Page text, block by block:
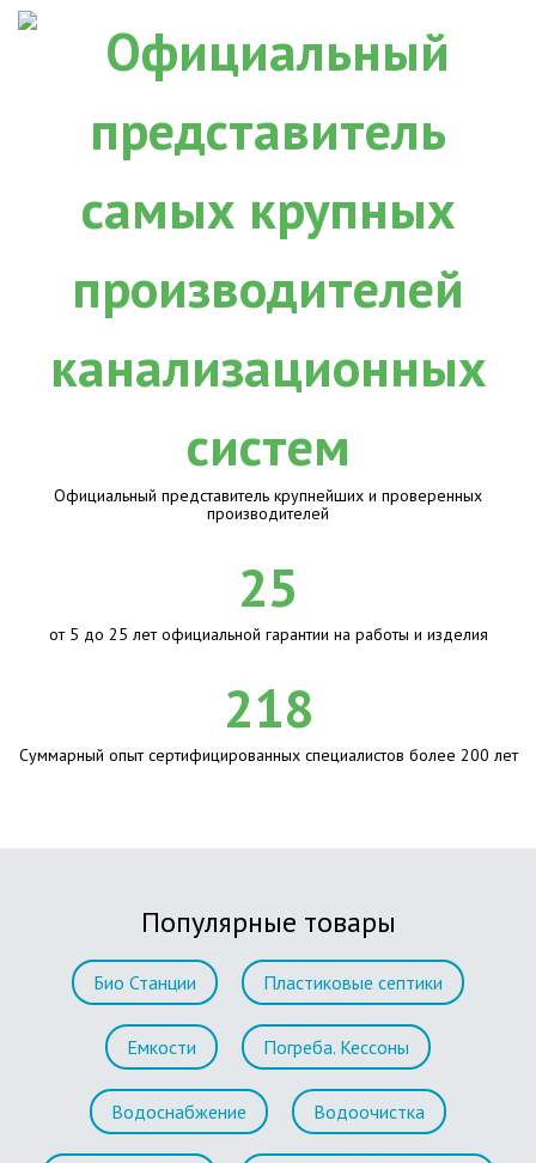
Официальный представитель крупнейших и проверенных
производителей
25
от 5 до 25 лет официальной гарантии на работы и изделия
218
Суммарный опыт сертифицированных специалистов более 200 лет
Популярные товары
Био Станции Пластиковые септики
Емкости Погреба. Кессоны
Водоснабжение Водоочистка